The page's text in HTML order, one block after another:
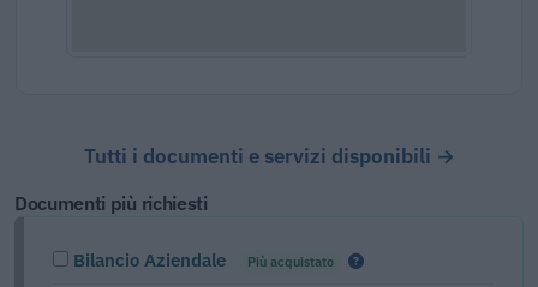
Tutti i documenti e servizi disponibili →
Documenti più richiesti
Bilancio Aziendale Più acquistato